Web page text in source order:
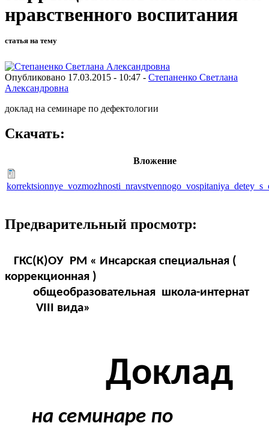
нравственного воспитания
статья на тему
Опубликовано 17.03.2015 - 10:47 - Степаненко Светлана
Александровна
доклад на семинаре по дефектологии
Скачать:
Вложение
Предварительный просмотр:
ГКС(К)ОУ РМ « Инсарская специальная (
коррекционная )
общеобразовательная школа-интернат
VIII вида»
Доклад
на семинаре по